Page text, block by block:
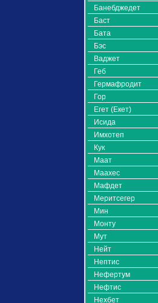
Банебджедет
Баст
Бата
Бэс
Ваджет
Геб
Гермафродит
Гор
Егет (Екет)
Исида
Имхотеп
Кук
Маат
Маахес
Мафдет
Меритсегер
Мин
Монту
Мут
Нейт
Нептис
Нефертум
Нефтис
Нехбет